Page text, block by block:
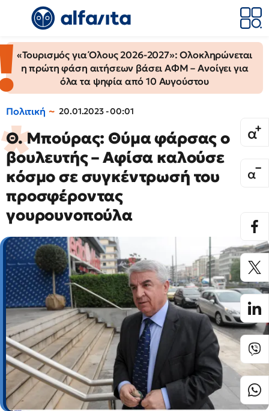
«Τουρισμός για Όλους 2026-2027»: Ολοκληρώνεται
η πρώτη φάση αιτήσεων βάσει ΑΦΜ – Ανοίγει για
όλα τα ψηφία από 10 Αυγούστου
Πολιτική 20.01.2023 - 00:01
Θ. Μπούρας: Θύμα φάρσας ο
βουλευτής – Αφίσα καλούσε
κόσμο σε συγκέντρωσή του
προσφέροντας
γουρουνοπούλα